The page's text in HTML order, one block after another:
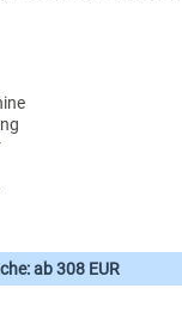
ab 308 EUR